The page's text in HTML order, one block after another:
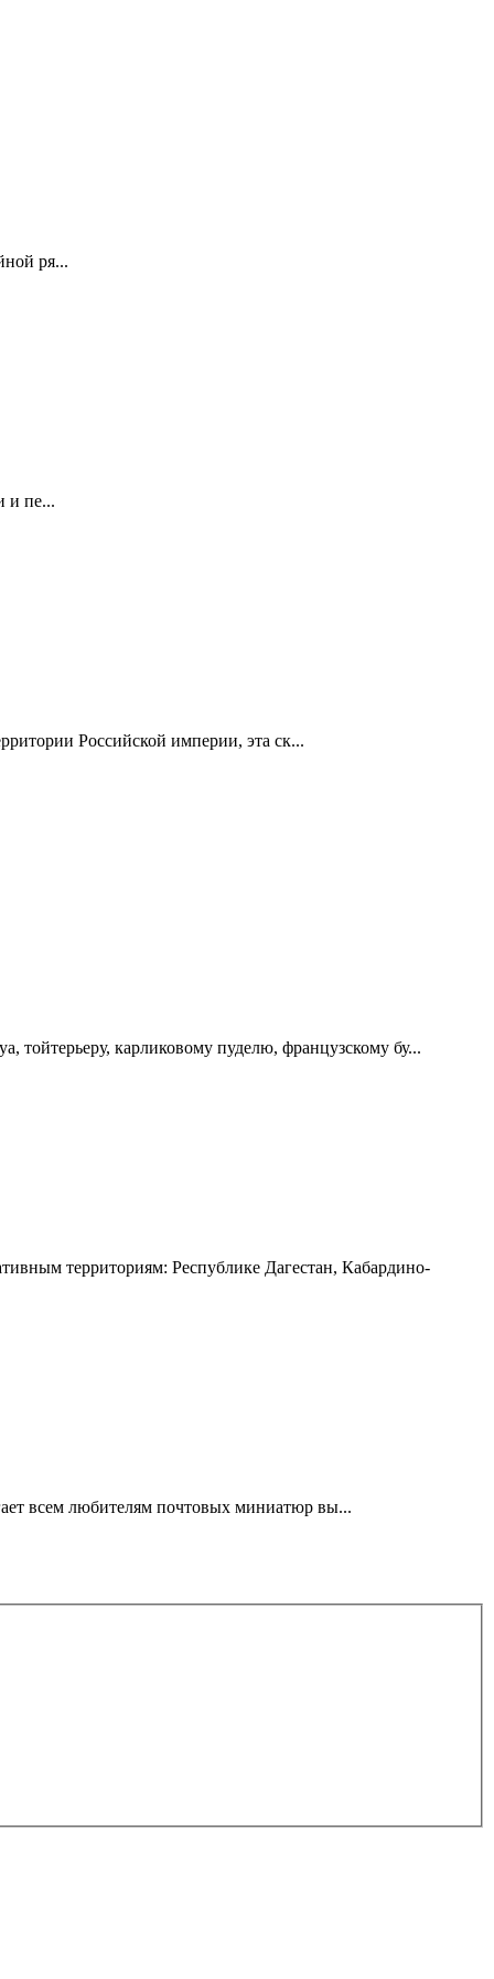
ря...
и пе...
Российской империи, эта ск...
карликовому пуделю, французскому бу...
территориям: Республике Дагестан, Кабардино-
всем любителям почтовых миниатюр вы...